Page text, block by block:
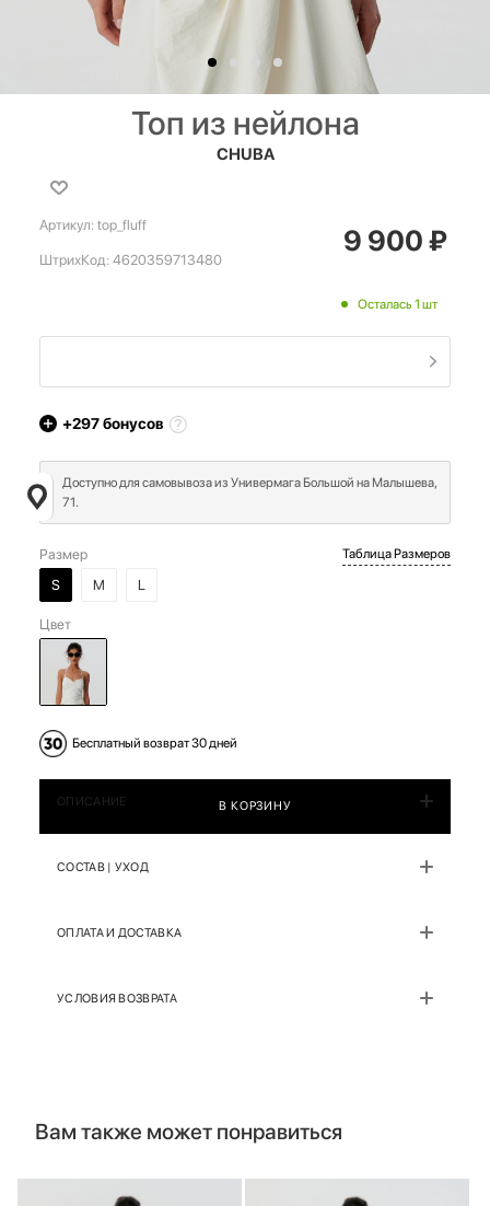
Топ из нейлона
CHUBA
Артикул: top_fluff
ШтрихКод: 4620359713480
9 900₽
Осталась 1 шт
+297бонусов
Доступно для самовывоза из Универмага Большой на Малышева,
71.
Размер
S
M L
Таблица Размеров
Цвет
Бесплатный возврат 30 дней
В КОРЗИНУ
ОПИСАНИЕ
СОСТАВ | УХОД
ОПЛАТА И ДОСТАВКА
УСЛОВИЯ ВОЗВРАТА
Вам также может понравиться